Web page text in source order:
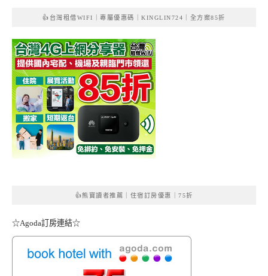
👍台灣租借WIFI｜專屬優惠碼｜KINGLIN724｜全方案85折
👍熊寶讀者推薦｜住宿訂房優惠｜75折
☆Agoda訂房連結☆